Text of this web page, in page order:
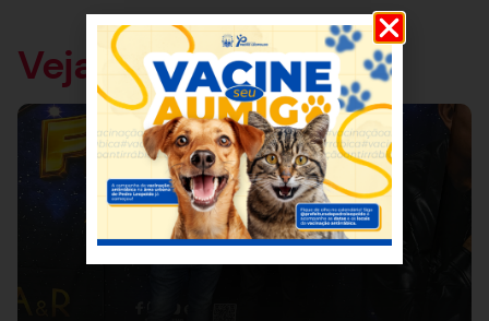
Veja também